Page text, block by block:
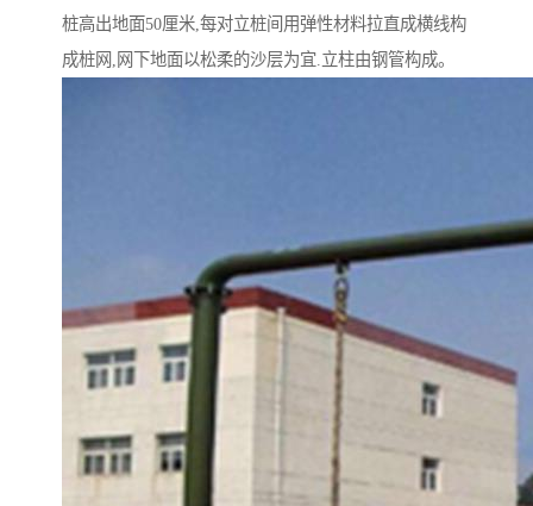
桩高出地面50厘米,每对立桩间用弹性材料拉直成横线构
成桩网,网下地面以松柔的沙层为宜.立柱由钢管构成。